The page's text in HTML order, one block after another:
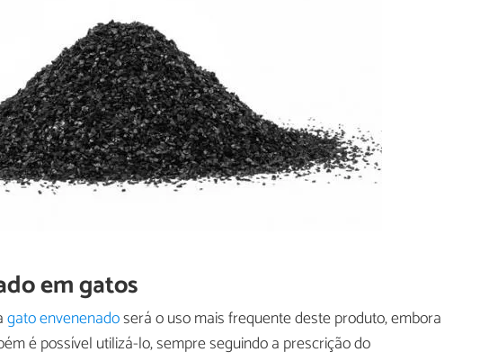
em gatos
gato envenenadoserá o uso mais frequente deste produto, embora
é possível utilizá-lo, sempre seguindo a prescrição do